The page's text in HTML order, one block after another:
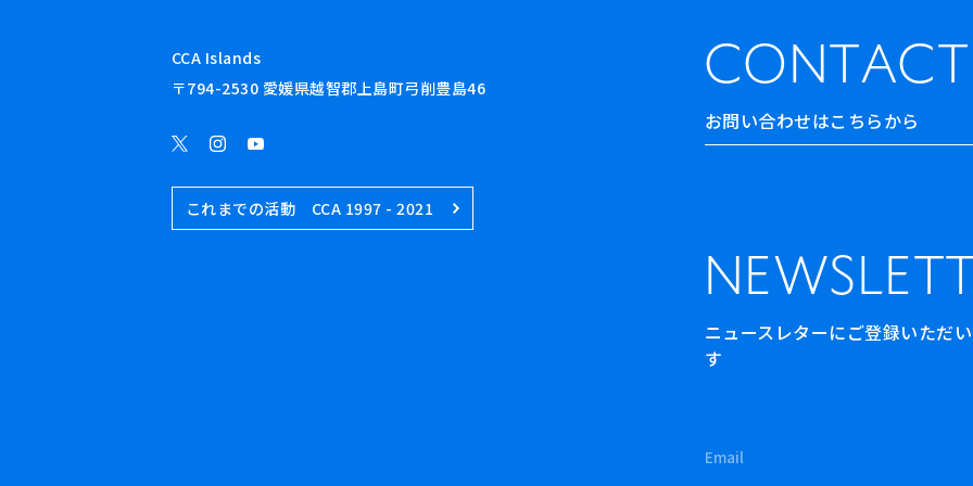
CONTACT
お問い合わせはこちらから
ニュースレターにご登録いただ
す
CCA Islands
〒794-2530 愛媛県越智郡上島町弓削豊島46
これまでの活動 CCA 1997 - 2021